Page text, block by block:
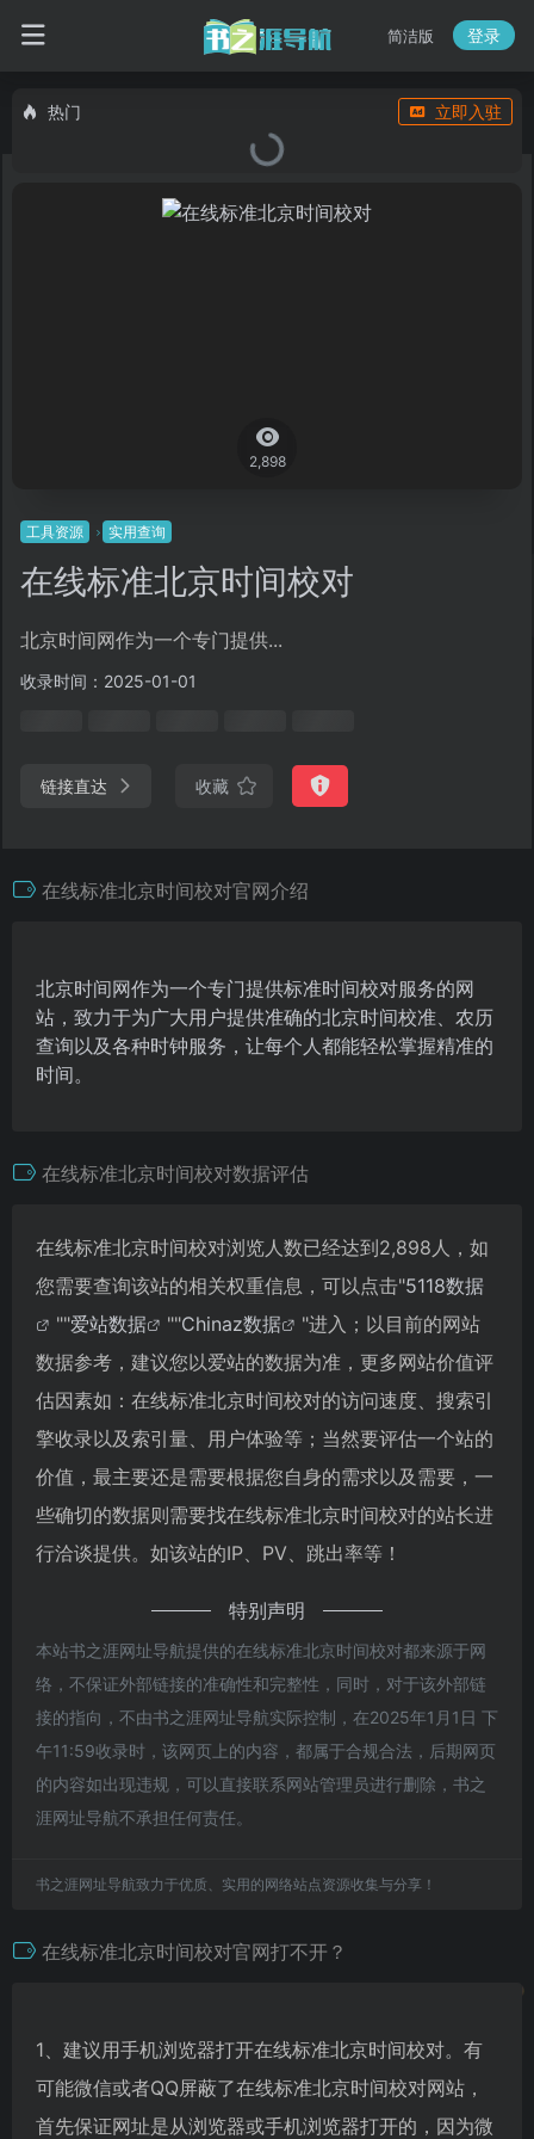
简洁版 登录
热门 立即入驻
2,898
工具资源 实用查询
在线标准北京时间校对
北京时间网作为一个专门提供...
收录时间：2025-01-01
链接直达 收藏
在线标准北京时间校对官网介绍
北京时间网作为一个专门提供标准时间校对服务的网
站，致力于为广大用户提供准确的北京时间校准、农历
查询以及各种时钟服务，让每个人都能轻松掌握精准的
时间。
在线标准北京时间校对数据评估
在线标准北京时间校对浏览人数已经达到2,898人，如
您需要查询该站的相关权重信息，可以点击"5118数据
""爱站数据 ""Chinaz数据
"进入；以目前的网站
数据参考，建议您以爱站的数据为准，更多网站价值评
估因素如：在线标准北京时间校对的访问速度、搜索引
擎收录以及索引量、用户体验等；当然要评估一个站的
价值，最主要还是需要根据您自身的需求以及需要，一
些确切的数据则需要找在线标准北京时间校对的站长进
行洽谈提供。如该站的IP、PV、跳出率等！
特别声明
本站书之涯网址导航提供的在线标准北京时间校对都来源于网
络，不保证外部链接的准确性和完整性，同时，对于该外部链
接的指向，不由书之涯网址导航实际控制，在2025年1月1日 下
午11:59收录时，该网页上的内容，都属于合规合法，后期网页
的内容如出现违规，可以直接联系网站管理员进行删除，书之
涯网址导航不承担任何责任。
书之涯网址导航致力于优质、实用的网络站点资源收集与分享！
在线标准北京时间校对官网打不开？
1、建议用手机浏览器打开在线标准北京时间校对。有
可能微信或者QQ屏蔽了在线标准北京时间校对网站，
首先保证网址是从浏览器或手机浏览器打开的，因为微